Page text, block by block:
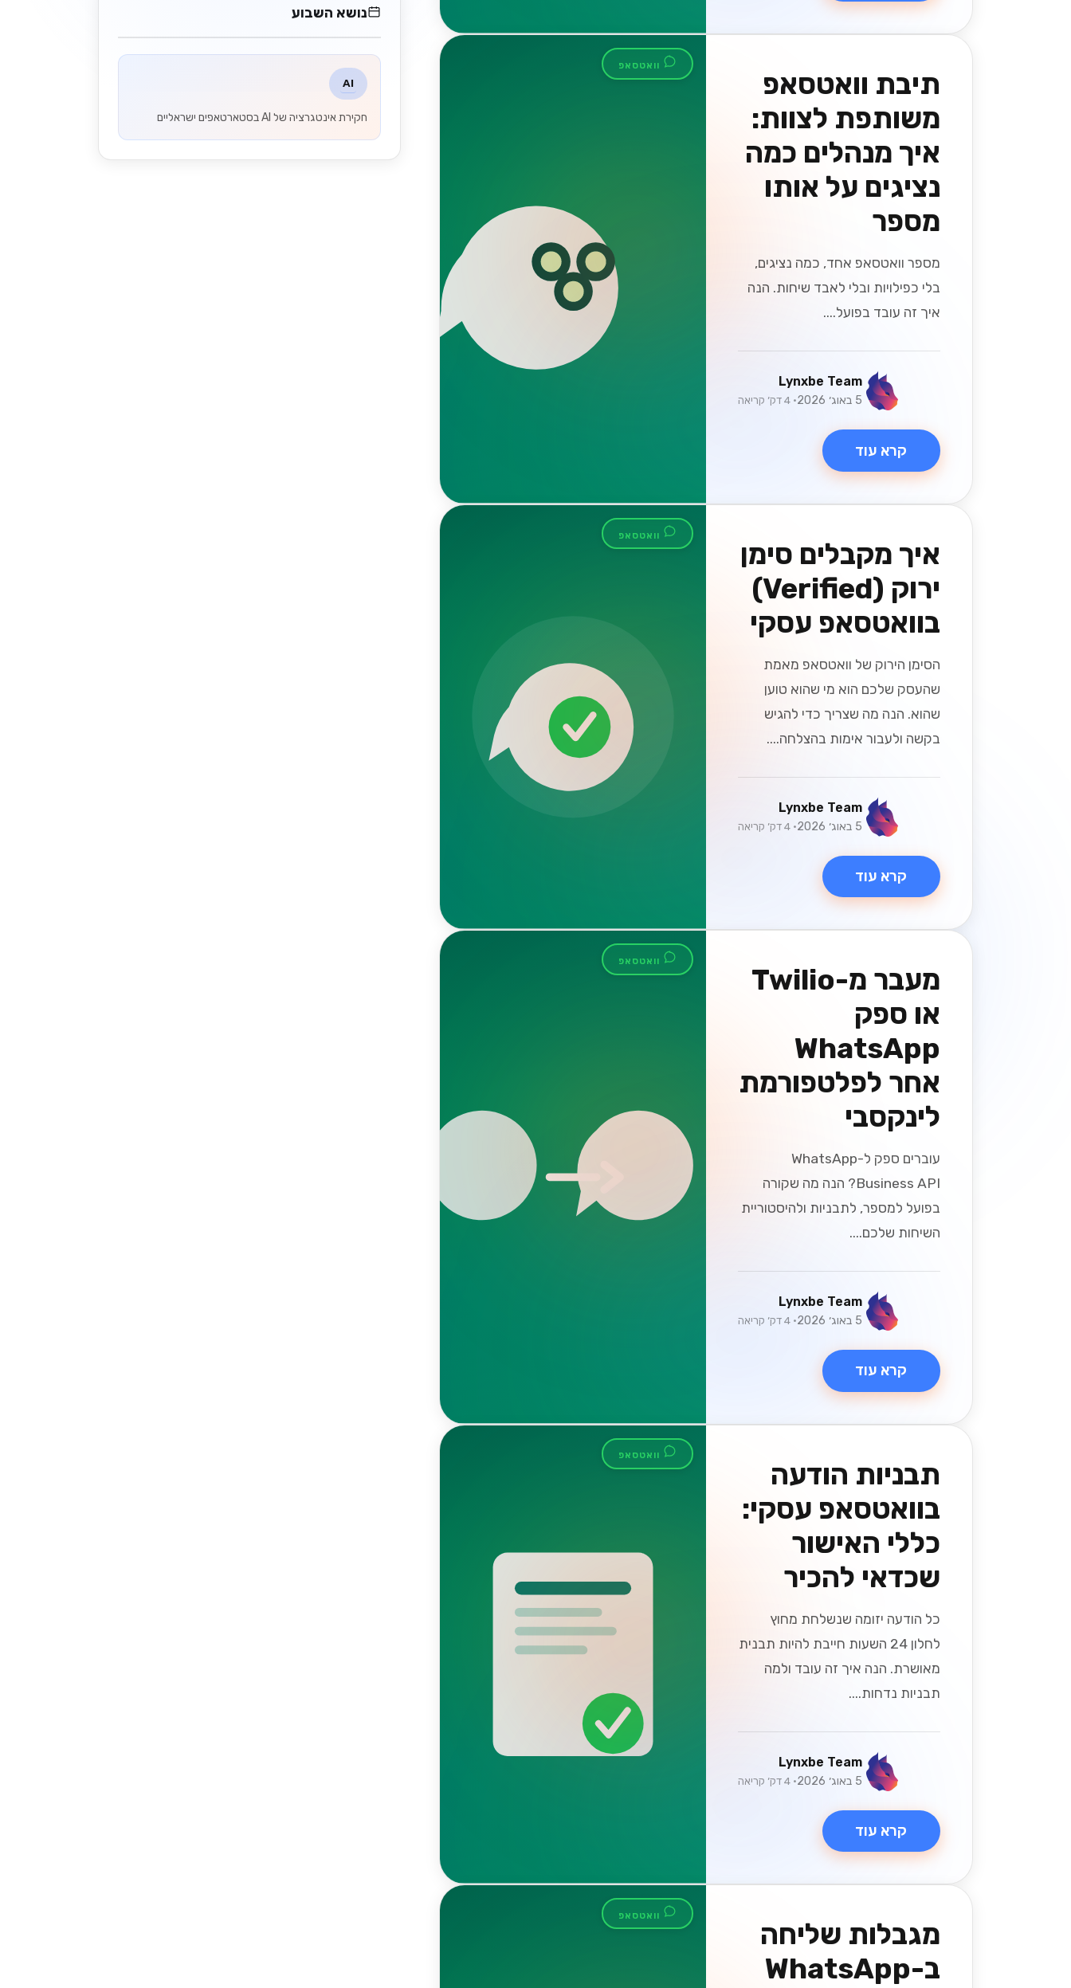
וואטסאפ
תיבת וואטסאפ
משותפת לצוות:
איך מנהלים כמה
נציגים על אותו
מספר
מספר וואטסאפ אחד, כמה נציגים,
בלי כפילויות ובלי לאבד שיחות. הנה
איך זה עובד בפועל....
Lynxbe Team
5 באוג׳ 2026 • 4 דק׳ קריאה
קרא עוד
וואטסאפ
איך מקבלים סימן
ירוק (Verified)
בוואטסאפ עסקי
הסימן הירוק של וואטסאפ מאמת
שהעסק שלכם הוא מי שהוא טוען
שהוא. הנה מה שצריך כדי להגיש
בקשה ולעבור אימות בהצלחה....
Lynxbe Team
5 באוג׳ 2026 • 4 דק׳ קריאה
קרא עוד
וואטסאפ
מעבר מ-Twilio
או ספק
WhatsApp
אחר לפלטפורמת
לינקסבי
עוברים ספק ל-WhatsApp
Business API? הנה מה שקורה
בפועל למספר, לתבניות ולהיסטוריית
השיחות שלכם....
Lynxbe Team
5 באוג׳ 2026 • 4 דק׳ קריאה
קרא עוד
וואטסאפ
תבניות הודעה
בוואטסאפ עסקי:
כללי האישור
שכדאי להכיר
כל הודעה יזומה שנשלחת מחוץ
לחלון 24 השעות חייבת להיות תבנית
מאושרת. הנה איך זה עובד ולמה
תבניות נדחות....
Lynxbe Team
5 באוג׳ 2026 • 4 דק׳ קריאה
קרא עוד
וואטסאפ
מגבלות שליחה
ב-WhatsApp
נושא השבוע
AI
חקירת אינטגרציה של AI בסטארטאפים ישראליים